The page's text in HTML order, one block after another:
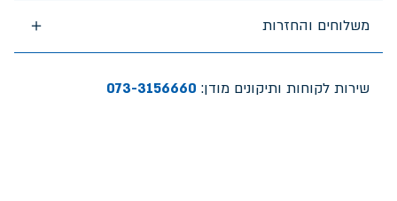
משלוחים והחזרות
שירות לקוחות ותיקונים מודן: 073-3156660